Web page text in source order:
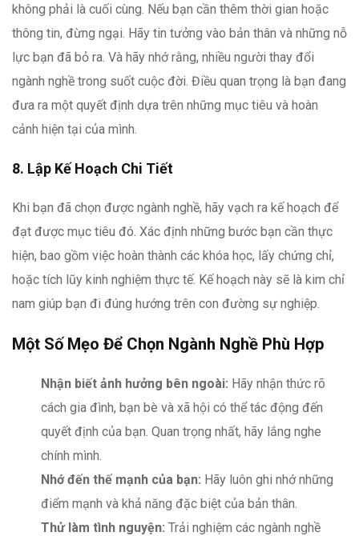
không phải là cuối cùng. Nếu bạn cần thêm thời gian hoặc
thông tin, đừng ngại. Hãy tin tưởng vào bản thân và những nỗ
lực bạn đã bỏ ra. Và hãy nhớ rằng, nhiều người thay đổi
ngành nghề trong suốt cuộc đời. Điều quan trọng là bạn đang
đưa ra một quyết định dựa trên những mục tiêu và hoàn
cảnh hiện tại của mình.
8. Lập Kế Hoạch Chi Tiết
Khi bạn đã chọn được ngành nghề, hãy vạch ra kế hoạch để
đạt được mục tiêu đó. Xác định những bước bạn cần thực
hiện, bao gồm việc hoàn thành các khóa học, lấy chứng chỉ,
hoặc tích lũy kinh nghiệm thực tế. Kế hoạch này sẽ là kim chỉ
nam giúp bạn đi đúng hướng trên con đường sự nghiệp.
Một Số Mẹo Để Chọn Ngành Nghề Phù Hợp
Nhận biết ảnh hưởng bên ngoài: Hãy nhận thức rõ
cách gia đình, bạn bè và xã hội có thể tác động đến
quyết định của bạn. Quan trọng nhất, hãy lắng nghe
chính mình.
Nhớ đến thế mạnh của bạn: Hãy luôn ghi nhớ những
điểm mạnh và khả năng đặc biệt của bản thân.
Thử làm tình nguyện: Trải nghiệm các ngành nghề